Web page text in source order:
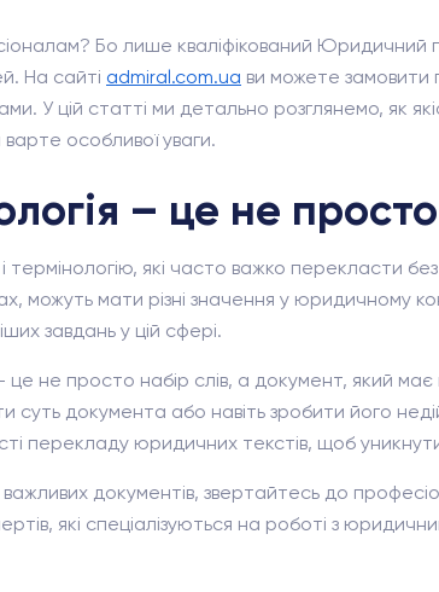
Бо лише кваліфікований
На сайті admiral.com.ua ви можете замовити
У цій статті ми детально розглянемо, як
особливої уваги.
– це не
які часто важко перекласти
можуть мати різні значення у юридичному
завдань у цій сфері.
не просто набір слів, а документ, який
суть документа або навіть зробити його
перекладу юридичних текстів, щоб
документів, звертайтесь до
які спеціалізуються на роботі з